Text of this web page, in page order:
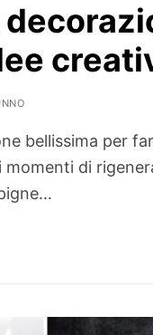
bellissima per
di